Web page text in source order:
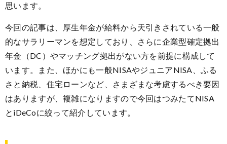
思います。
今回の記事は、厚生年金が給料から天引きされている一般
的なサラリーマンを想定しており、さらに企業型確定拠出
年金（DC）やマッチング拠出がない方を前提に構成して
います。また、ほかにも一般NISAやジュニアNISA、ふる
さと納税、住宅ローンなど、さまざまな考慮するべき要因
はありますが、複雑になりますので今回はつみたてNISA
とiDeCoに絞って紹介しています。